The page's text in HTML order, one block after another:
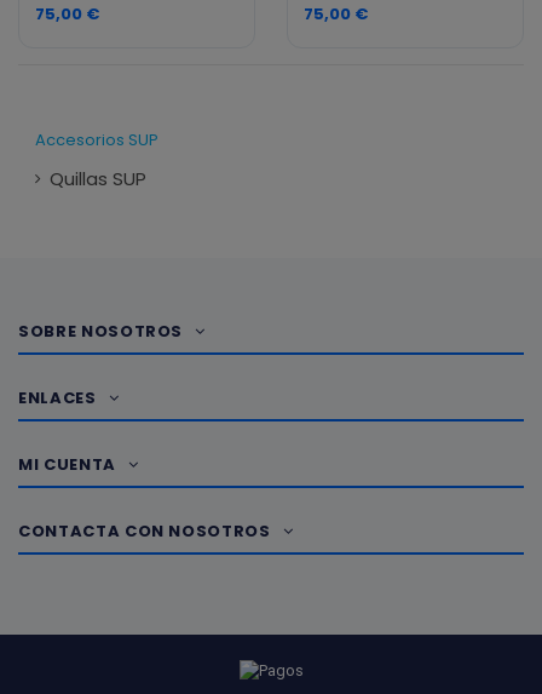
75,00 € 75,00 €
Accesorios SUP
Quillas SUP
SOBRE NOSOTROS
ENLACES
MI CUENTA
CONTACTA CON NOSOTROS